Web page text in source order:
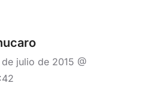
julio de 2015 @